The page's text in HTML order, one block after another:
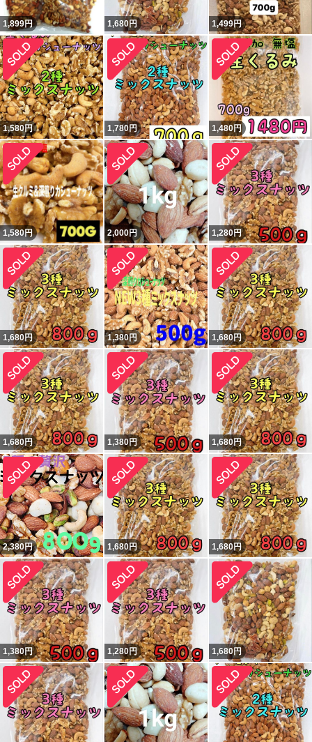
1,899円 1,680円 1,499円
1,580円 1,780円 1,480円
1,580円 2,000円 1,280円
1,680円 1,380円 1,680円
1,680円 1,380円 1,680円
2,380円 1,680円 1,680円
1,380円 1,280円 1,680円